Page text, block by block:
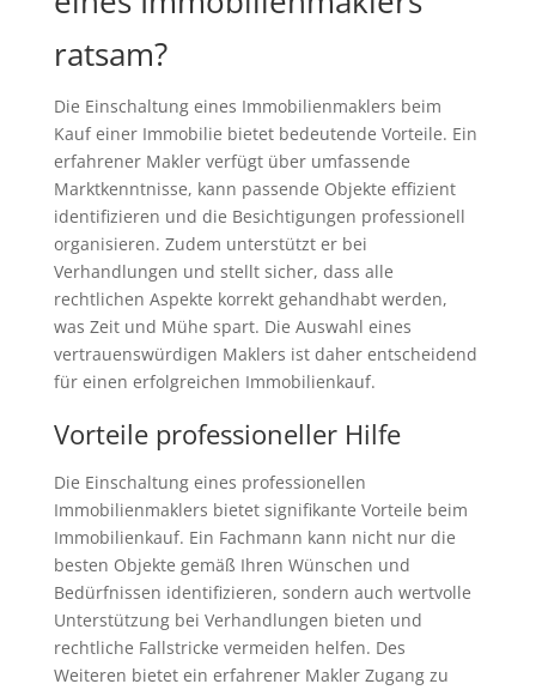
ratsam?
Die Einschaltung eines Immobilienmaklers beim
Kauf einer Immobilie bietet bedeutende Vorteile. Ein
erfahrener Makler verfügt über umfassende
Marktkenntnisse, kann passende Objekte effizient
identifizieren und die Besichtigungen professionell
organisieren. Zudem unterstützt er bei
Verhandlungen und stellt sicher, dass alle
rechtlichen Aspekte korrekt gehandhabt werden,
was Zeit und Mühe spart. Die Auswahl eines
vertrauenswürdigen Maklers ist daher entscheidend
für einen erfolgreichen Immobilienkauf.
Vorteile professioneller Hilfe
Die Einschaltung eines professionellen
Immobilienmaklers bietet signifikante Vorteile beim
Immobilienkauf. Ein Fachmann kann nicht nur die
besten Objekte gemäß Ihren Wünschen und
Bedürfnissen identifizieren, sondern auch wertvolle
Unterstützung bei Verhandlungen bieten und
rechtliche Fallstricke vermeiden helfen. Des
Weiteren bietet ein erfahrener Makler Zugang zu